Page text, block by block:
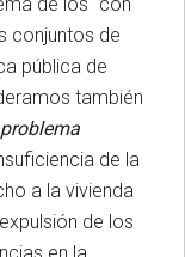
conjuntos de
pública de
también
de la
a la vivienda
de los
en la